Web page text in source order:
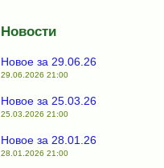
Новости
Новое за 29.06.26
29.06.2026 21:00
Новое за 25.03.26
25.03.2026 21:00
Новое за 28.01.26
28.01.2026 21:00